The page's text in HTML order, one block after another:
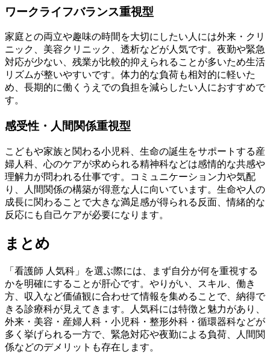
ワークライフバランス重視型
家庭との両立や趣味の時間を大切にしたい人には外来・クリ
ニック、美容クリニック、透析などが人気です。夜勤や緊急
対応が少ない、残業が比較的抑えられることが多いため生活
リズムが整いやすいです。体力的な負荷も相対的に軽いた
め、長期的に働くうえでの負担を減らしたい人におすすめで
す。
感受性・人間関係重視型
こどもや家族と関わる小児科、生命の誕生をサポートする産
婦人科、心のケアが求められる精神科などは感情的な共感や
理解力が問われる仕事です。コミュニケーション力や気配
り、人間関係の構築が得意な人に向いています。生命や人の
成長に関わることで大きな満足感が得られる反面、情緒的な
反応にも自己ケアが必要になります。
まとめ
「看護師 人気科」を選ぶ際には、まず自分が何を重視する
かを明確にすることが肝心です。やりがい、スキル、働き
方、収入など価値観に合わせて情報を集めることで、納得で
きる診療科が見えてきます。人気科には特徴と魅力があり、
外来・美容・産婦人科・小児科・整形外科・循環器科などが
多く挙げられる一方で、緊急対応や夜勤による負荷、人間関
係などのデメリットも存在します。